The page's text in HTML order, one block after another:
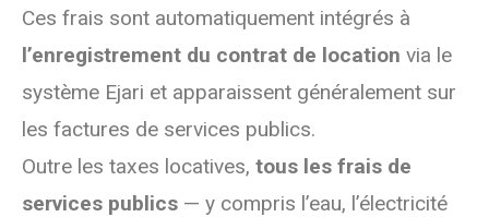
Ces frais sont automatiquement intégrés à
l’enregistrement du contrat de location via le
système Ejari et apparaissent généralement sur
les factures de services publics.
Outre les taxes locatives, tous les frais de
services publics — y compris l’eau, l’électricité